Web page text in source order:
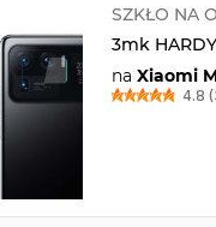
SZKŁO NA
3mk
na Xiaomi
4.8